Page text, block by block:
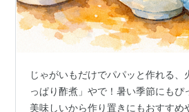
じゃがいもだけでパパッと作れる、
っぱり酢煮」やで！暑い季節にもぴ
美味しいから作り置きにもおすすめ